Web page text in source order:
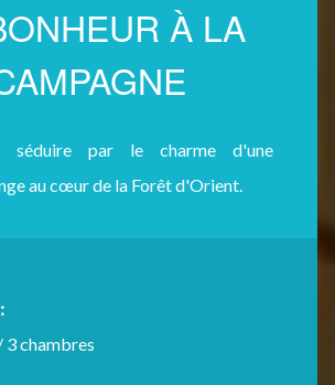
À LA
séduire par le charme d'une
au cœur de la Forêt d'Orient.
3 chambres